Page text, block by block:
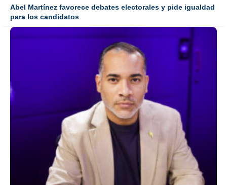
Abel Martínez favorece debates electorales y pide igualdad
para los candidatos